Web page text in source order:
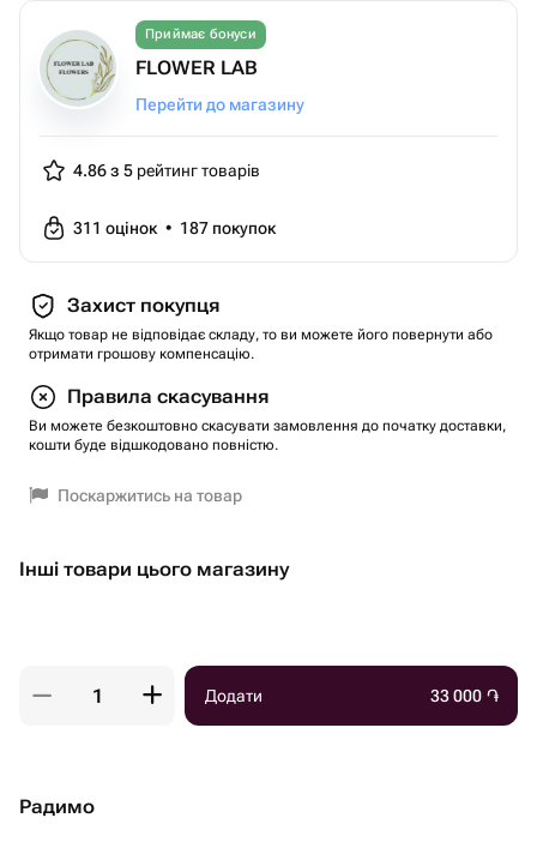
Приймає бонуси
FLOWER LAB
Перейти до магазину
4.86 з 5 рейтинг товарів
311 оцінок • 187 покупок
Захист покупця
Якщо товар не відповідає складу, то ви можете його повернути або
отримати грошову компенсацію.
Правила скасування
Ви можете безкоштовно скасувати замовлення до початку доставки,
кошти буде відшкодовано повністю.
Поскаржитись на товар
Інші товари цього магазину
Додати 33 000 ֏
Радимо